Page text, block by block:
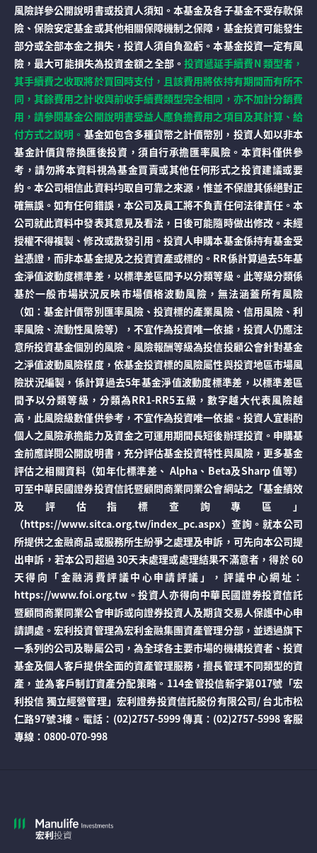
風險詳參公開說明書或投資人須知。本基金及各子基金不受存款保
險、保險安定基金或其他相關保障機制之保障，基金投資可能發生
部分或全部本金之損失，投資人須自負盈虧。本基金投資一定有風
險，最大可能損失為投資金額之全部。 投資遞延手續費N 類型者，
其手續費之收取將於買回時支付，且該費用將依持有期間而有所不
同，其餘費用之計收與前收手續費類型完全相同，亦不加計分銷費
用，請參閱基金公開說明書受益人應負擔費用之項目及其計算、給
付方式之說明。 基金如包含多種貨幣之計價幣別，投資人如以非本
基金計價貨幣換匯後投資，須自行承擔匯率風險。本資料僅供參
考，請勿將本資料視為基金買賣或其他任何形式之投資建議或要
約。本公司相信此資料均取自可靠之來源，惟並不保證其係絕對正
確無誤。如有任何錯誤，本公司及員工將不負責任何法律責任。本
公司就此資料中發表其意見及看法，日後可能隨時做出修改。未經
授權不得複製、修改或散發引用。投資人申購本基金係持有基金受
益憑證，而非本基金提及之投資資產或標的。RR係計算過去5年基
金淨值波動度標準差，以標準差區間予以分類等級。此等級分類係
基於一般市場狀況反映市場價格波動風險，無法涵蓋所有風險
（如：基金計價幣別匯率風險、投資標的產業風險、信用風險、利
率風險、流動性風險等），不宜作為投資唯一依據，投資人仍應注
意所投資基金個別的風險。風險報酬等級為投信投顧公會針對基金
之淨值波動風險程度，依基金投資標的風險屬性與投資地區市場風
險狀況編製，係計算過去5年基金淨值波動度標準差，以標準差區
間予以分類等級，分類為RR1-RR5五級，數字越大代表風險越
高，此風險級數僅供參考，不宜作為投資唯一依據。投資人宜斟酌
個人之風險承擔能力及資金之可運用期間長短後辦理投資。申購基
金前應詳閱公開說明書，充分評估基金投資特性與風險，更多基金
評估之相關資料（如年化標準差、 Alpha、Beta及Sharp 值等）
可至中華民國證券投資信託暨顧問商業同業公會網站之「基金績效
及評估指標查詢專區」
（https://www.sitca.org.tw/index_pc.aspx）查詢。就本公司
所提供之金融商品或服務所生紛爭之處理及申訴，可先向本公司提
出申訴，若本公司超過 30天未處理或處理結果不滿意者，得於 60
天得向「金融消費評議中心申請評議」，評議中心網址：
https://www.foi.org.tw。投資人亦得向中華民國證券投資信託
暨顧問商業同業公會申訴或向證券投資人及期貨交易人保護中心申
請調處。宏利投資管理為宏利金融集團資產管理分部，並透過旗下
一系列的公司及聯屬公司，為全球各主要市場的機構投資者、投資
基金及個人客戶提供全面的資產管理服務，擅長管理不同類型的資
產，並為客戶制訂資產分配策略。114金管投信新字第017號「宏
利投信 獨立經營管理」宏利證券投資信託股份有限公司/ 台北市松
仁路97號3樓。電話：(02)2757-5999 傳真：(02)2757-5998 客服
專線：0800-070-998